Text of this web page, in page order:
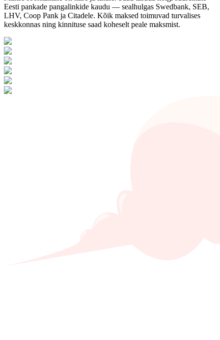
Eesti pankade pangalinkide kaudu — sealhulgas Swedbank, SEB,
LHV, Coop Pank ja Citadele. Kõik maksed toimuvad turvalises
keskkonnas ning kinnituse saad koheselt peale maksmist.